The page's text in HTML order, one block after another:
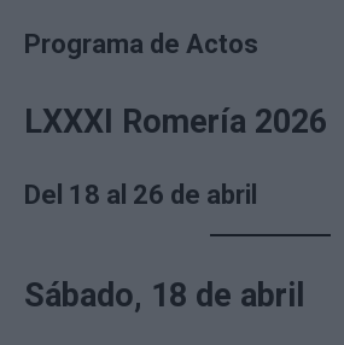
Programa de Actos
LXXXI Romería 2026
Del 18 al 26 de abril
Sábado, 18 de abril